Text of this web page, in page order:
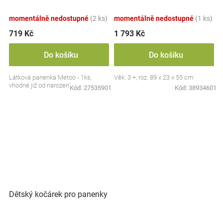
momentálně nedostupné (2 ks)
719 Kč
Do košíku
Látková panenka Metoo - 1ks,
vhodné již od narozeníKód: 27535901
momentálně nedostupné (1 ks)
1 793 Kč
Do košíku
Věk: 3 +, roz. 89 x 23 x 55 cm
Kód: 38934601
Dětský kočárek pro panenky